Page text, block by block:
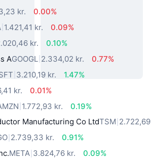
kr.
0.00%
1.421,41 kr.
0.09%
kr.
0.10%
AGOOGL 2.334,02 kr.
0.77%
3.210,19 kr.
1.47%
kr.
0.01%
1.772,93 kr.
0.19%
Manufacturing Co LtdTSM
2.739,33 kr.
0.91%
META 3.824,76 kr.
0.09%